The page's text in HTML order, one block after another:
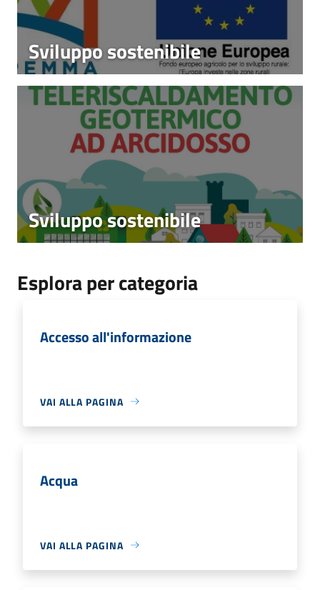
Sviluppo sostenibile
Sviluppo sostenibile
Esplora per categoria
Accesso all'informazione
VAI ALLA PAGINA
Acqua
VAI ALLA PAGINA